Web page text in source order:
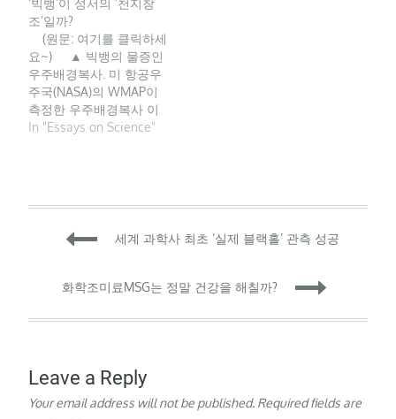
월 인류 역사상 최초로 블
랙홀의 모습이 공개됐다.
아인슈타인의 일반상대성
이론에서 존재하던 블랙
홀이 실재가 된 순간이었
다.…
‘빅뱅’이 성서의 ‘천지창
조’일까?
(원문: 여기를 클릭하세
요~) ▲ 빅뱅의 물증인
우주배경복사. 미 항공우
주국(NASA)의 WMAP이
측정한 우주배경복사 이
미지. 138억 년 동안 우주
우주인들과 철학적인 대
화를 나누어 세간의 관심
들에게 “우주 속 인간 존
는가?” 하는…
In "Essays on Science"
Post
navigation
세계 과학사 최초 ‘실제 블랙홀’ 관측 성공
화학조미료MSG는 정말 건강을 해칠까?
Leave a Reply
Your email address will not be published. Required fields are